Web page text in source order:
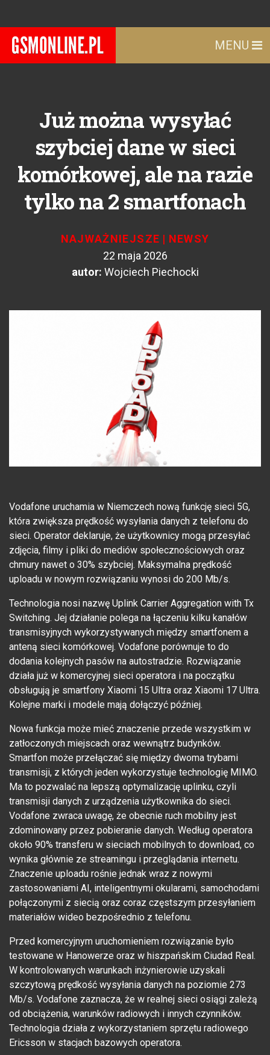
MENU
Już można wysyłać
szybciej dane w sieci
komórkowej, ale na razie
tylko na 2 smartfonach
NAJWAŻNIEJSZE | NEWSY
22 maja 2026
autor: Wojciech Piechocki
Vodafone uruchamia w Niemczech nową funkcję sieci 5G,
która zwiększa prędkość wysyłania danych z telefonu do
sieci. Operator deklaruje, że użytkownicy mogą przesyłać
zdjęcia, filmy i pliki do mediów społecznościowych oraz
chmury nawet o 30% szybciej. Maksymalna prędkość
uploadu w nowym rozwiązaniu wynosi do 200 Mb/s.
Technologia nosi nazwę Uplink Carrier Aggregation with Tx
Switching. Jej działanie polega na łączeniu kilku kanałów
transmisyjnych wykorzystywanych między smartfonem a
anteną sieci komórkowej. Vodafone porównuje to do
dodania kolejnych pasów na autostradzie. Rozwiązanie
działa już w komercyjnej sieci operatora i na początku
obsługują je smartfony Xiaomi 15 Ultra oraz Xiaomi 17 Ultra.
Kolejne marki i modele mają dołączyć później.
Nowa funkcja może mieć znaczenie przede wszystkim w
zatłoczonych miejscach oraz wewnątrz budynków.
Smartfon może przełączać się między dwoma trybami
transmisji, z których jeden wykorzystuje technologię MIMO.
Ma to pozwalać na lepszą optymalizację uplinku, czyli
transmisji danych z urządzenia użytkownika do sieci.
Vodafone zwraca uwagę, że obecnie ruch mobilny jest
zdominowany przez pobieranie danych. Według operatora
około 90% transferu w sieciach mobilnych to download, co
wynika głównie ze streamingu i przeglądania internetu.
Znaczenie uploadu rośnie jednak wraz z nowymi
zastosowaniami AI, inteligentnymi okularami, samochodami
połączonymi z siecią oraz coraz częstszym przesyłaniem
materiałów wideo bezpośrednio z telefonu.
Przed komercyjnym uruchomieniem rozwiązanie było
testowane w Hanowerze oraz w hiszpańskim Ciudad Real.
W kontrolowanych warunkach inżynierowie uzyskali
szczytową prędkość wysyłania danych na poziomie 273
Mb/s. Vodafone zaznacza, że w realnej sieci osiągi zależą
od obciążenia, warunków radiowych i innych czynników.
Technologia działa z wykorzystaniem sprzętu radiowego
Ericsson w stacjach bazowych operatora.